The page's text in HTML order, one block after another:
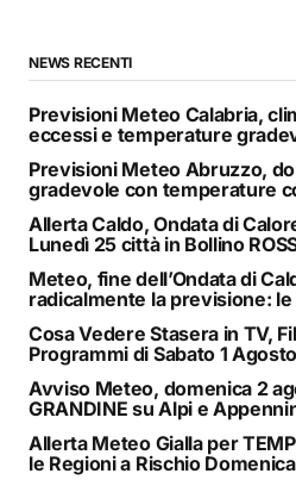
NEWS RECENTI
Previsioni Meteo Calabria,
eccessi e temperature
Previsioni Meteo Abruzzo,
gradevole con temperature
Allerta Caldo, Ondata di
Lunedì 25 città in Bollino
Meteo, fine dell’Ondata di
radicalmente la previsione:
Cosa Vedere Stasera in TV,
Programmi di Sabato 1
Avviso Meteo, domenica 2
GRANDINE su Alpi e
Allerta Meteo Gialla per
le Regioni a Rischio